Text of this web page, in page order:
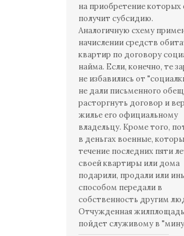
на приобретение
получит субсидию.
Аналогичную схему
начислении средств
квартир по договору
найма. Если, конечно, те
не избавились от
не дали письменного
расторгнуть договор и
жилье его официальному
владельцу. Кроме того,
в деньгах военные,
течение последних пяти
своей квартиры или дома
подарили, продали или
способом передали в
собственность другим
Отчужденная
пойдет служивому в